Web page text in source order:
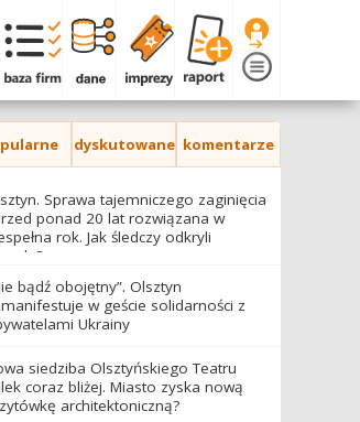
dyskutowane komentarze
Sprawa tajemniczego zaginięcia
ponad 20 lat rozwiązana w
rok. Jak śledczy odkryli
bądź obojętny”. Olsztyn
w geście solidarności z
Ukrainy
siedziba Olsztyńskiego Teatru
coraz bliżej. Miasto zyska nową
architektoniczną?